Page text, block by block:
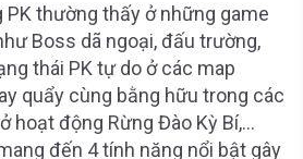
PK thường thấy ở những game
Boss dã ngoại, đấu trường,
thái PK tự do ở các map
quẩy cùng bằng hữu trong các
hoạt động Rừng Đào Kỳ Bí,…
đến 4 tính năng nổi bật gây